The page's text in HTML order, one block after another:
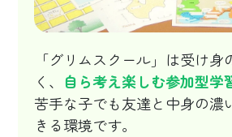
「グリムスクール」は受け身
く、 自ら考え楽しむ参加型学
苦手な子でも友達と中身の濃
きる環境です。